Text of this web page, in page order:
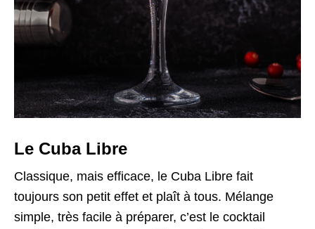
Le Cuba Libre
Classique, mais efficace, le Cuba Libre fait
toujours son petit effet et plaît à tous. Mélange
simple, très facile à préparer, c’est le cocktail